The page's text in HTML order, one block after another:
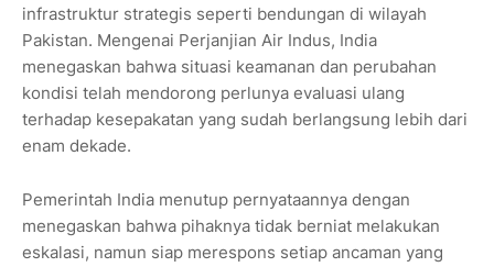
infrastruktur strategis seperti bendungan di wilayah
Pakistan. Mengenai Perjanjian Air Indus, India
menegaskan bahwa situasi keamanan dan perubahan
kondisi telah mendorong perlunya evaluasi ulang
terhadap kesepakatan yang sudah berlangsung lebih dari
enam dekade.
Pemerintah India menutup pernyataannya dengan
menegaskan bahwa pihaknya tidak berniat melakukan
eskalasi, namun siap merespons setiap ancaman yang